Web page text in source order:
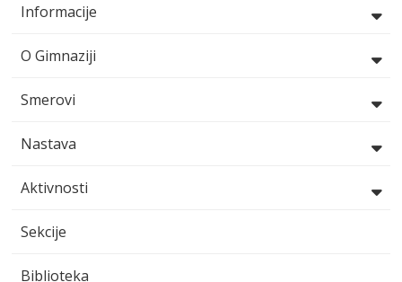
Informacije
O Gimnaziji
Smerovi
Nastava
Aktivnosti
Sekcije
Biblioteka